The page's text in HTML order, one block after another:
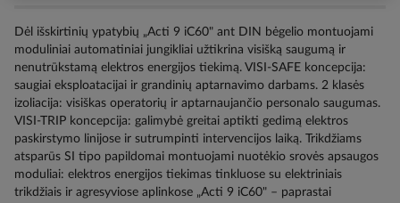
Dėl išskirtinių ypatybių „Acti 9 iC60" ant DIN bėgelio montuojami
moduliniai automatiniai jungikliai užtikrina visišką saugumą ir
nenutrūkstamą elektros energijos tiekimą. VISI-SAFE koncepcija:
saugiai eksploatacijai ir grandinių aptarnavimo darbams. 2 klasės
izoliacija: visiškas operatorių ir aptarnaujančio personalo saugumas.
VISI-TRIP koncepcija: galimybė greitai aptikti gedimą elektros
paskirstymo linijose ir sutrumpinti intervencijos laiką. Trikdžiams
atsparūs SI tipo papildomai montuojami nuotėkio srovės apsaugos
moduliai: elektros energijos tiekimas tinkluose su elektriniais
trikdžiais ir agresyviose aplinkose „Acti 9 iC60" – paprastai